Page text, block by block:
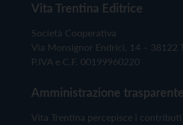
Vita Trentina Editrice
Società Cooperativa
Via Monsignor Endrici, 14 – 38122
P.IVA e C.F. 00199960220
Amministrazione trasparente
Vita Trentina percepisce i